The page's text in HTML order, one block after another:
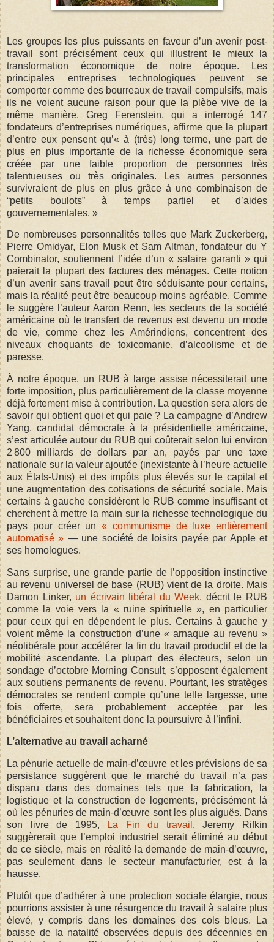
Les groupes les plus puissants en faveur d’un avenir post-
travail sont précisément ceux qui illustrent le mieux la
transformation économique de notre époque. Les
principales entreprises technologiques peuvent se
comporter comme des bourreaux de travail compulsifs, mais
ils ne voient aucune raison pour que la plèbe vive de la
même manière. Greg Ferenstein, qui a interrogé 147
fondateurs d’entreprises numériques, affirme que la plupart
d’entre eux pensent qu’« à (très) long terme, une part de
plus en plus importante de la richesse économique sera
créée par une faible proportion de personnes très
talentueuses ou très originales. Les autres personnes
survivraient de plus en plus grâce à une combinaison de
“petits boulots” à temps partiel et d’aides
gouvernementales. »
De nombreuses personnalités telles que Mark Zuckerberg,
Pierre Omidyar, Elon Musk et Sam Altman, fondateur du Y
Combinator, soutiennent l’idée d’un « salaire garanti » qui
paierait la plupart des factures des ménages. Cette notion
d’un avenir sans travail peut être séduisante pour certains,
mais la réalité peut être beaucoup moins agréable. Comme
le suggère l’auteur Aaron Renn, les secteurs de la société
américaine où le transfert de revenus est devenu un mode
de vie, comme chez les Amérindiens, concentrent des
niveaux choquants de toxicomanie, d’alcoolisme et de
paresse.
À notre époque, un RUB à large assise nécessiterait une
forte imposition, plus particulièrement de la classe moyenne
déjà fortement mise à contribution. La question sera alors de
savoir qui obtient quoi et qui paie ? La campagne d’Andrew
Yang, candidat démocrate à la présidentielle américaine,
s’est articulée autour du RUB qui coûterait selon lui environ
2 800 milliards de dollars par an, payés par une taxe
nationale sur la valeur ajoutée (inexistante à l’heure actuelle
aux États-Unis) et des impôts plus élevés sur le capital et
une augmentation des cotisations de sécurité sociale. Mais
certains à gauche considèrent le RUB comme insuffisant et
cherchent à mettre la main sur la richesse technologique du
pays pour créer un « communisme de luxe entièrement
automatisé » — une société de loisirs payée par Apple et
ses homologues.
Sans surprise, une grande partie de l’opposition instinctive
au revenu universel de base (RUB) vient de la droite. Mais
Damon Linker, un écrivain libéral du Week, décrit le RUB
comme la voie vers la « ruine spirituelle », en particulier
pour ceux qui en dépendent le plus. Certains à gauche y
voient même la construction d’une « arnaque au revenu »
néolibérale pour accélérer la fin du travail productif et de la
mobilité ascendante. La plupart des électeurs, selon un
sondage d’octobre Morning Consult, s’opposent également
aux soutiens permanents de revenu. Pourtant, les stratèges
démocrates se rendent compte qu’une telle largesse, une
fois offerte, sera probablement acceptée par les
bénéficiaires et souhaitent donc la poursuivre à l’infini.
L’alternative au travail acharné
La pénurie actuelle de main-d’œuvre et les prévisions de sa
persistance suggèrent que le marché du travail n’a pas
disparu dans des domaines tels que la fabrication, la
logistique et la construction de logements, précisément là
où les pénuries de main-d’œuvre sont les plus aiguës. Dans
son livre de 1995,
La Fin du travail , Jeremy Rifkin
suggèrerait que l’emploi industriel serait éliminé au début
de ce siècle, mais en réalité la demande de main-d’œuvre,
pas seulement dans le secteur manufacturier, est à la
hausse.
Plutôt que d’adhérer à une protection sociale élargie, nous
pourrions assister à une résurgence du travail à salaire plus
élevé, y compris dans les domaines des cols bleus. La
baisse de la natalité observées depuis des décennies en